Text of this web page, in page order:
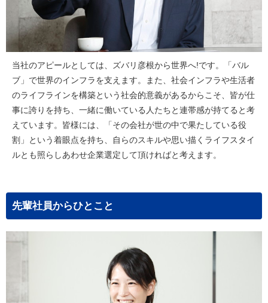
当社のアピールとしては、ズバリ彦根から世界へ!です。「バル
ブ」で世界のインフラを支えます。また、社会インフラや生活者
のライフラインを構築という社会的意義があるからこそ、皆が仕
事に誇りを持ち、一緒に働いている人たちと連帯感が持てると考
えています。皆様には、「その会社が世の中で果たしている役
割」という着眼点を持ち、自らのスキルや思い描くライフスタイ
ルとも照らしあわせ企業選定して頂ければと考えます。
先輩社員からひとこと